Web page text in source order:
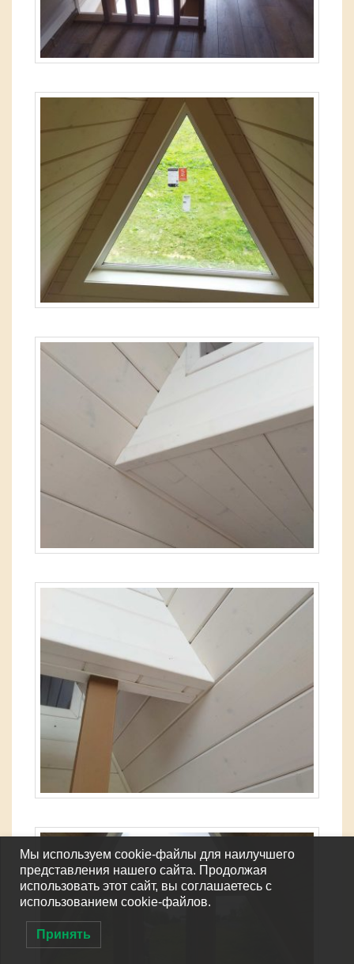
Мы используем cookie-файлы для наилучшего
представления нашего сайта. Продолжая
использовать этот сайт, вы соглашаетесь с
использованием cookie-файлов.
Принять